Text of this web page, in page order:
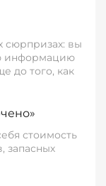
сюрпризах: вы
информацию
до того, как
стоимость
запасных